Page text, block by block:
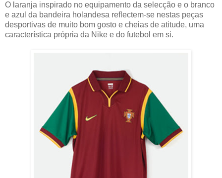
O laranja inspirado no equipamento da selecção e o branco
e azul da bandeira holandesa reflectem-se nestas peças
desportivas de muito bom gosto e cheias de atitude, uma
característica própria da Nike e do futebol em si.